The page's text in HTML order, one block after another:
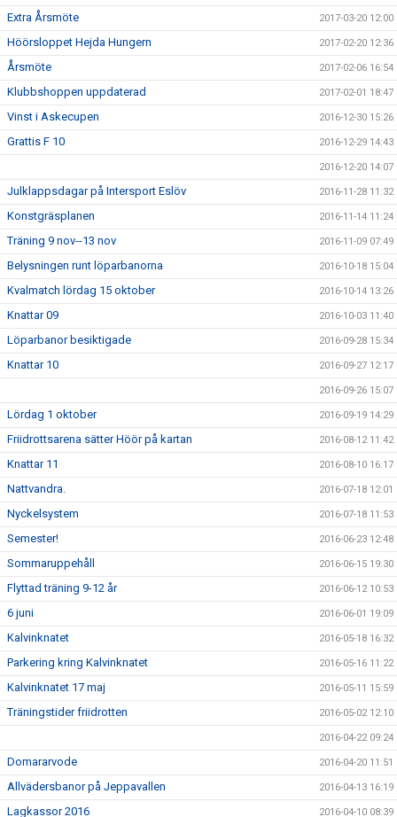
Extra Årsmöte 2017-03-20 12:00
Höörsloppet Hejda Hungern 2017-02-20 12:36
Årsmöte 2017-02-06 16:54
Klubbshoppen uppdaterad 2017-02-01 18:47
Vinst i Askecupen 2016-12-30 15:26
Grattis F 10 2016-12-29 14:43
2016-12-20 14:07
Julklappsdagar på Intersport Eslöv 2016-11-28 11:32
Konstgräsplanen 2016-11-14 11:24
Träning 9 nov--13 nov 2016-11-09 07:49
Belysningen runt löparbanorna 2016-10-18 15:04
Kvalmatch lördag 15 oktober 2016-10-14 13:26
Knattar 09 2016-10-03 11:40
Löparbanor besiktigade 2016-09-28 15:34
Knattar 10 2016-09-27 12:17
2016-09-26 15:07
Lördag 1 oktober 2016-09-19 14:29
Friidrottsarena sätter Höör på kartan 2016-08-12 11:42
Knattar 11 2016-08-10 16:17
Nattvandra. 2016-07-18 12:01
Nyckelsystem 2016-07-18 11:53
Semester! 2016-06-23 12:48
Sommaruppehåll 2016-06-15 19:30
Flyttad träning 9-12 år 2016-06-12 10:53
6 juni 2016-06-01 19:09
Kalvinknatet 2016-05-18 16:32
Parkering kring Kalvinknatet 2016-05-16 11:22
Kalvinknatet 17 maj 2016-05-11 15:59
Träningstider friidrotten 2016-05-02 12:10
2016-04-22 09:24
Domararvode 2016-04-20 11:51
Allvädersbanor på Jeppavallen 2016-04-13 16:19
Lagkassor 2016 2016-04-10 08:39